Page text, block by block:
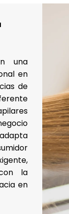
una
en
de
la
en